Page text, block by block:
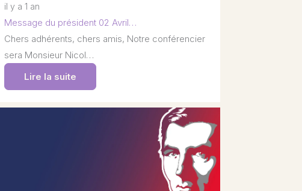
il y a 1 an
Message du président 02 Avril…
Chers adhérents, chers amis, Notre conférencier
sera Monsieur Nicol…
Lire la suite